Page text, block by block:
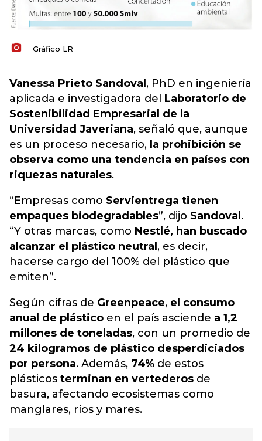
Gráfico LR
Vanessa Prieto Sandoval , PhD en ingeniería
aplicada e investigadora del Laboratorio de
Sostenibilidad Empresarial de la
Universidad Javeriana, señaló que, aunque
es un proceso necesario, la prohibición se
observa como una tendencia en países con
riquezas naturales.
“Empresas como Servientrega tienen
empaques biodegradables”, dijo Sandoval .
“Y otras marcas, como Nestlé, han buscado
alcanzar el plástico neutral , es decir,
hacerse cargo del 100% del plástico que
emiten”.
Según cifras de Greenpeace, el consumo
anual de plástico en el país asciende a 1,2
millones de toneladas, con un promedio de
24 kilogramos de plástico desperdiciados
por persona. Además, 74% de estos
plásticos terminan en vertederos de
basura, afectando ecosistemas como
manglares, ríos y mares.